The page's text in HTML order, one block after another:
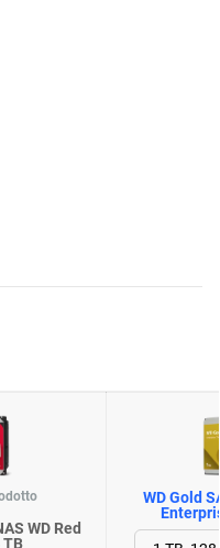
WD Red
TB
WD Gold